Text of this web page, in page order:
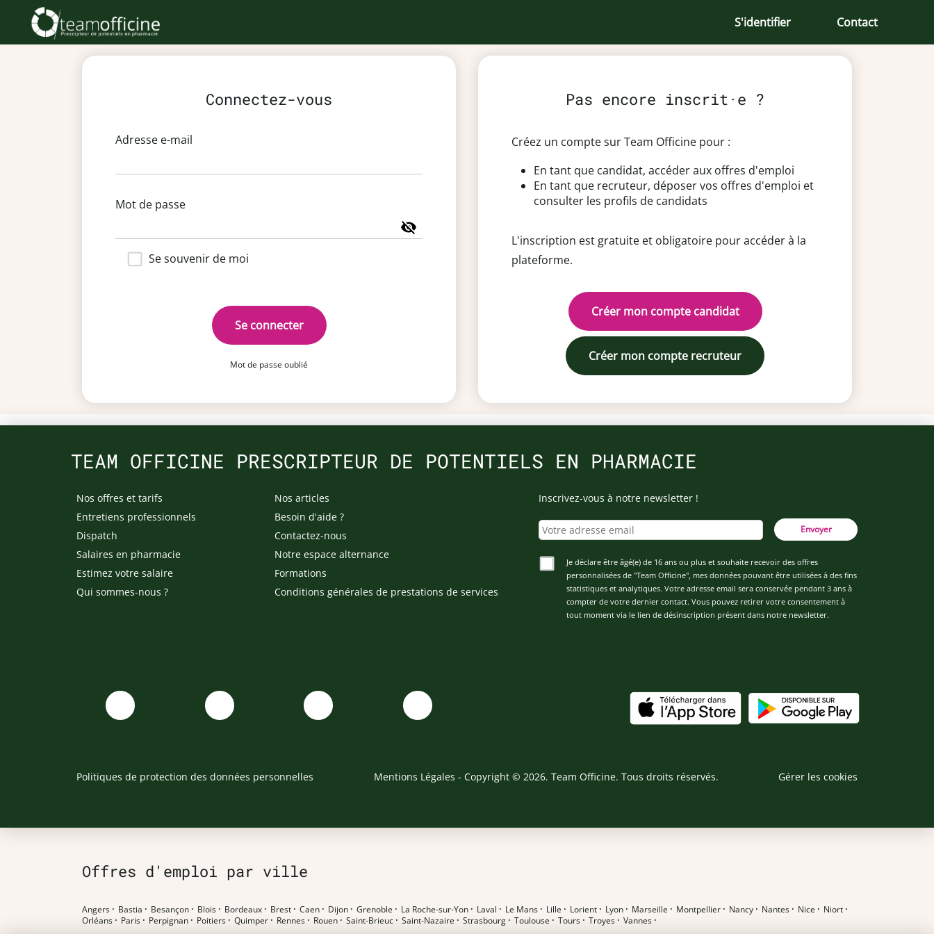
S'identifier Contact
Connectez-vous
Adresse e-mail
Mot de passe
Se souvenir de moi
Se connecter
Mot de passe oublié
Pas encore inscrit·e ?
Créez un compte sur Team Officine pour :
En tant que candidat, accéder aux offres d'emploi
En tant que recruteur, déposer vos offres d'emploi et
consulter les profils de candidats
L'inscription est gratuite et obligatoire pour accéder à la
plateforme.
Créer mon compte candidat
Créer mon compte recruteur
TEAM OFFICINE PRESCRIPTEUR DE POTENTIELS EN PHARMACIE
Nos offres et tarifs
Entretiens professionnels
Dispatch
Salaires en pharmacie
Estimez votre salaire
Qui sommes-nous ?
Nos articles
Besoin d'aide ?
Contactez-nous
Notre espace alternance
Formations
Conditions générales de prestations de services
Inscrivez-vous à notre newsletter !
Envoyer
Je déclare être âgé(e) de 16 ans ou plus et souhaite recevoir des offres
personnalisées de "Team Officine", mes données pouvant être utilisées à des fins
statistiques et analytiques. Votre adresse email sera conservée pendant 3 ans à
compter de votre dernier contact. Vous pouvez retirer votre consentement à
tout moment via le lien de désinscription présent dans notre newsletter.
Politiques de protection des données personnelles Mentions Légales - Copyright © 2026. Team Officine. Tous droits réservés. Gérer les cookies
Offres d'emploi par ville
Angers · Bastia · Besançon · Blois · Bordeaux · Brest · Caen · Dijon · Grenoble · La Roche-sur-Yon · Laval · Le Mans · Lille · Lorient · Lyon · Marseille · Montpellier · Nancy · Nantes · Nice · Niort ·
Orléans · Paris · Perpignan · Poitiers · Quimper · Rennes · Rouen · Saint-Brieuc · Saint-Nazaire · Strasbourg · Toulouse · Tours · Troyes · Vannes ·